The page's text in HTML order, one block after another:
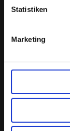
Statistiken
Marketing
Chriss Kross
Kontakt: